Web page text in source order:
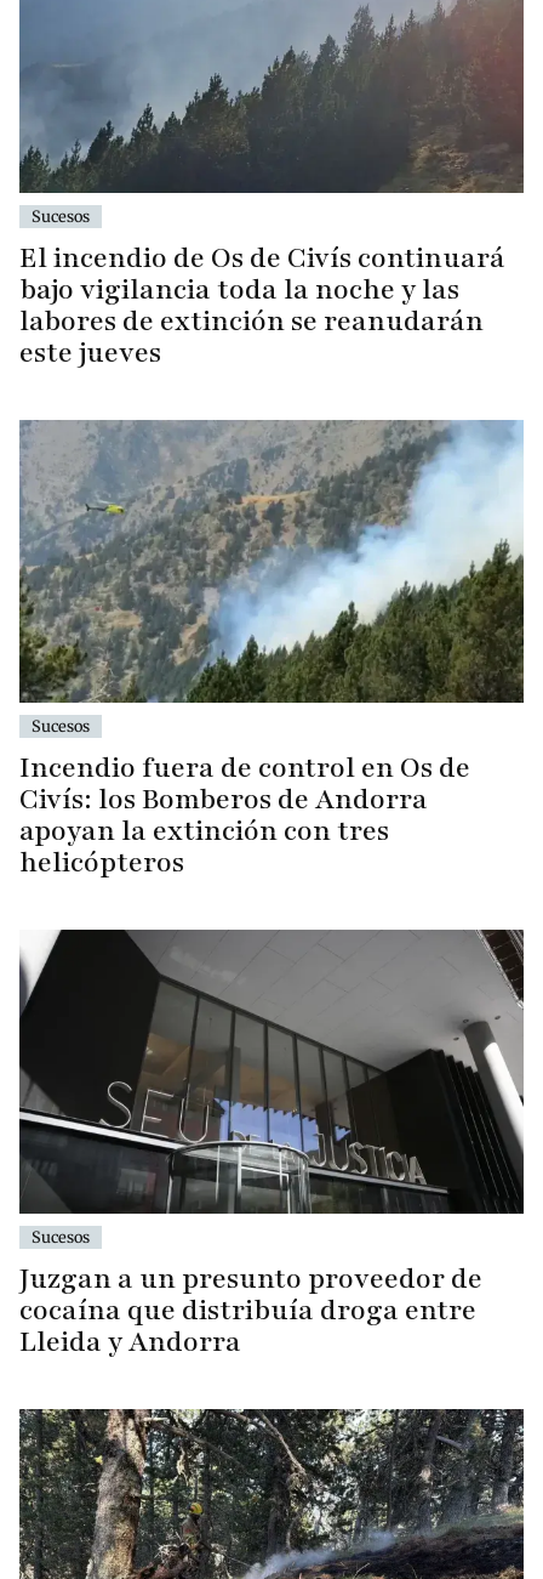
Sucesos
El incendio de Os de Civís continuará
bajo vigilancia toda la noche y las
labores de extinción se reanudarán
este jueves
Sucesos
Incendio fuera de control en Os de
Civís: los Bomberos de Andorra
apoyan la extinción con tres
helicópteros
Sucesos
Juzgan a un presunto proveedor de
cocaína que distribuía droga entre
Lleida y Andorra